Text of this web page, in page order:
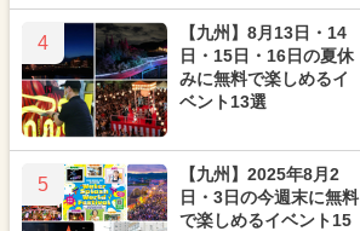
4
【九州】8月13日・14
日・15日・16日の夏休
みに無料で楽しめるイ
ベント13選
5
【九州】2025年8月2
日・3日の今週末に無料
で楽しめるイベント15